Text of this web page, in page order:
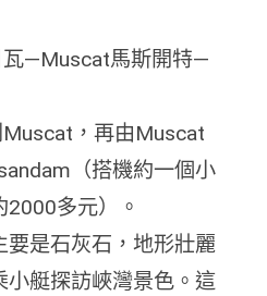
瓦—Muscat馬斯開特—
，再由Muscat
（搭機約一個小
多元）。
要是石灰石，地形壯麗
小艇探訪峽灣景色。這